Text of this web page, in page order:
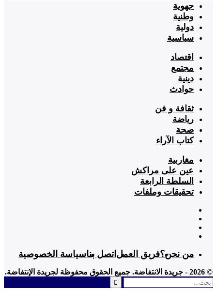
جهوية
وطنية
دولية
سياسية
اقتصاد
مجتمع
دينية
حوادث
ثقافة و فن
رياضة
صحة
كتاب الآراء
مغاربية
عين على مراكش
السلطة الرابعة
تحقيقات وملفات
من نحن؟فريق العمل اتصل بناسياسة الخصوصية
© 2026 - جريدة الانتفاضة. جميع الحقوق محفوظة لجريدة الإنتفاضة.